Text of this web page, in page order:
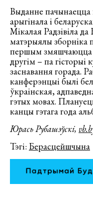
Выданне пачынаецца
арыгінала і
Мікалая Радзівіла да
матэрыялы зборніка
першым змяшчаюцца
другім – па гісторыі
заснавання горада.
канферэнцыі былі
ўкраінская,
гэтых мовах.
канцы гэтага года
Юрась Рубашэўскі,
Тэгі: Берасцейшчына